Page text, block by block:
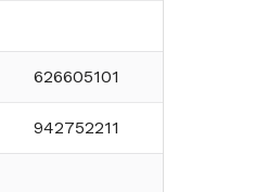
626605101
942752211